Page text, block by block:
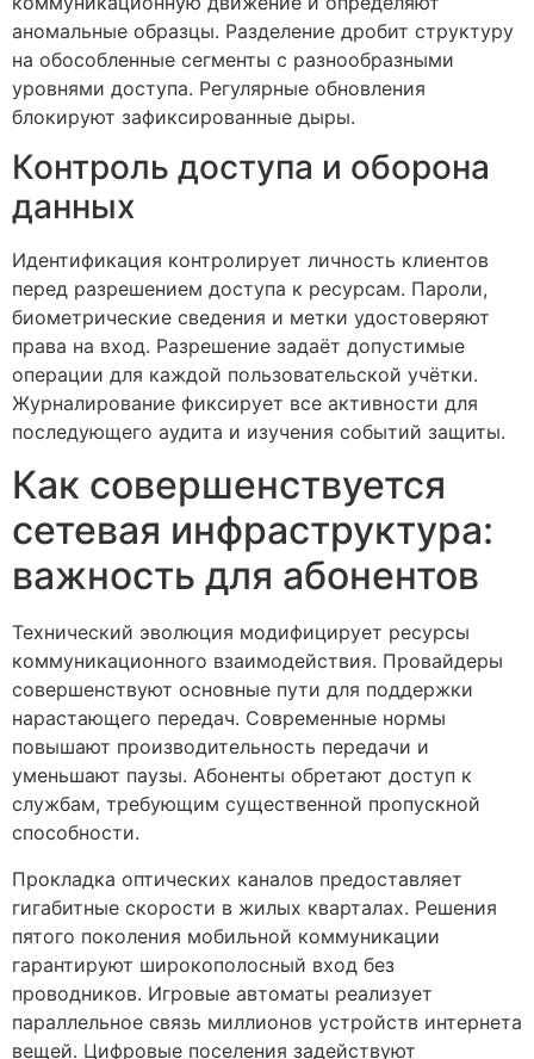
аномальные образцы. Разделение дробит структуру
на обособленные сегменты с разнообразными
уровнями доступа. Регулярные обновления
блокируют зафиксированные дыры.
Контроль доступа и оборона
данных
Идентификация контролирует личность клиентов
перед разрешением доступа к ресурсам. Пароли,
биометрические сведения и метки удостоверяют
права на вход. Разрешение задаёт допустимые
операции для каждой пользовательской учётки.
Журналирование фиксирует все активности для
последующего аудита и изучения событий защиты.
Как совершенствуется
сетевая инфраструктура:
важность для абонентов
Технический эволюция модифицирует ресурсы
коммуникационного взаимодействия. Провайдеры
совершенствуют основные пути для поддержки
нарастающего передач. Современные нормы
повышают производительность передачи и
уменьшают паузы. Абоненты обретают доступ к
службам, требующим существенной пропускной
способности.
Прокладка оптических каналов предоставляет
гигабитные скорости в жилых кварталах. Решения
пятого поколения мобильной коммуникации
гарантируют широкополосный вход без
проводников. Игровые автоматы реализует
параллельное связь миллионов устройств интернета
вещей. Цифровые поселения задействуют